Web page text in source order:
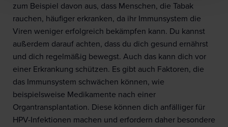
zum Beispiel davon aus, dass Menschen, die Tabak
rauchen, häufiger erkranken, da ihr Immunsystem die
Viren weniger erfolgreich bekämpfen kann. Du kannst
außerdem darauf achten, dass du dich gesund ernährst
und dich regelmäßig bewegst. Auch das kann dich vor
einer Erkrankung schützen. Es gibt auch Faktoren, die
das Immunsystem schwächen können, wie
beispielsweise Medikamente nach einer
Organtransplantation. Diese können dich anfälliger für
HPV-Infektionen machen und erfordern daher besondere